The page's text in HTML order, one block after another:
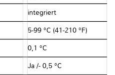
integriert
5-99 °C (41-210 °F)
0,1 °C
Ja /- 0,5 °C